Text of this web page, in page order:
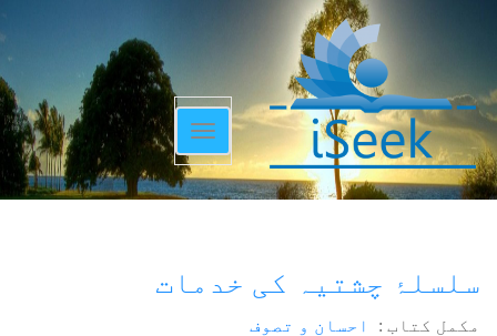
Toggle
navigation
سلسلۂ چشتیہ کی خدمات
مکمل کتاب : احسان و تصوف